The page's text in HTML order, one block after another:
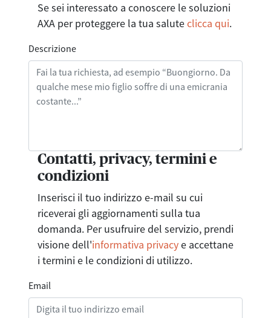
Se sei interessato a conoscere le soluzioni
AXA per proteggere la tua saluteclicca qui.
Descrizione
Contatti, privacy, termini e
condizioni
Inserisci il tuo indirizzo e-mail su cui
riceverai gli aggiornamenti sulla tua
domanda. Per usufruire del servizio, prendi
visione dell'informativa privacye accettane
i termini e le condizioni di utilizzo.
Email